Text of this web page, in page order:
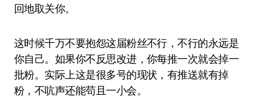
回地取关你。
这时候千万不要抱怨这届粉丝不行，不行的永远是
你自己。如果你不反思改进，你每推一次就会掉一
批粉。实际上这是很多号的现状，有推送就有掉
粉，不吭声还能苟且一小会。